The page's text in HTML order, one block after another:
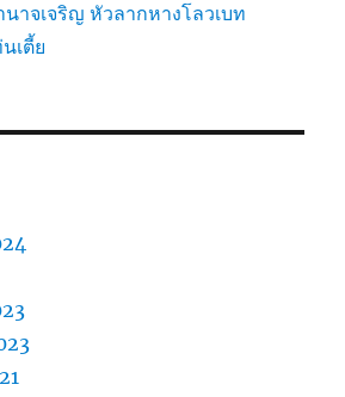
นาจเจริญ หัวลากหางโลวเบท
เตี้ย